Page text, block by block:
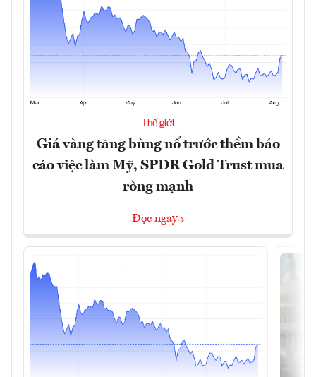
Thế giới
Giá vàng tăng bùng nổ trước thềm báo
cáo việc làm Mỹ, SPDR Gold Trust mua
ròng mạnh
Đọc ngay